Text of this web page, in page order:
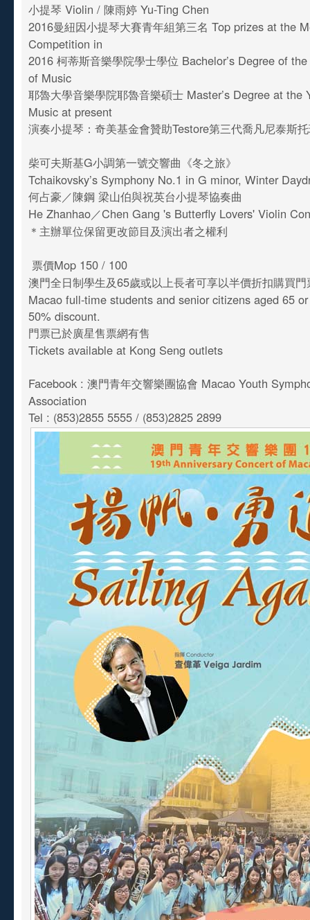
小提琴 Violin / 陳雨婷 Yu-Ting Chen
2016曼紐因小提琴大賽青年組第三名 Top prizes at the
Competition in
2016 柯蒂斯音樂學院學士學位 Bachelor’s Degree of
of Music
耶魯大學音樂學院耶魯音樂碩士 Master’s Degree at the
Music at present
演奏小提琴：奇美基金會贊助Testore第三代喬凡尼泰斯
柴可夫斯基G小調第一號交響曲《冬之旅》
Tchaikovsky’s Symphony No.1 in G minor, Winter
何占豪／陳鋼 梁山伯與祝英台小提琴協奏曲
He Zhanhao／Chen Gang 's Butterfly Lovers' Violin
＊主辦單位保留更改節目及演出者之權利
票價Mop 150 / 100
澳門全日制學生及65歲或以上長者可享以半價折扣購買
Macao full-time students and senior citizens aged 65
50% discount.
門票已於廣星售票網有售
Tickets available at Kong Seng outlets
Facebook : 澳門青年交響樂團協會 Macao Youth
Association
Tel : (853)2855 5555 / (853)2825 2899